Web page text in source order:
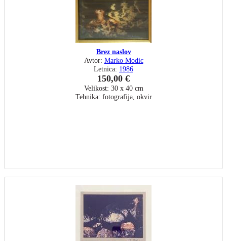
Brez naslov
Avtor: Marko Modic
Letnica: 1986
150,00 €
Velikost: 30 x 40 cm
Tehnika: fotografija, okvir